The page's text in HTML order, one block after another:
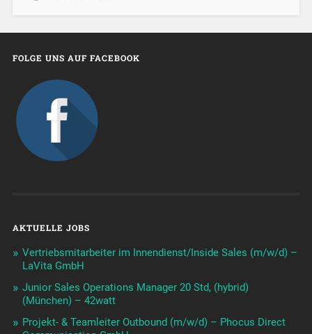
FOLGE UNS AUF FACEBOOK
AKTUELLE JOBS
Vertriebsmitarbeiter im Innendienst/Inside Sales (m/w/d) –
LaVita GmbH
Junior Sales Operations Manager 20 Std, (hybrid)
(München) – 42watt
Projekt- & Teamleiter Outbound (m/w/d) – Phocus Direct